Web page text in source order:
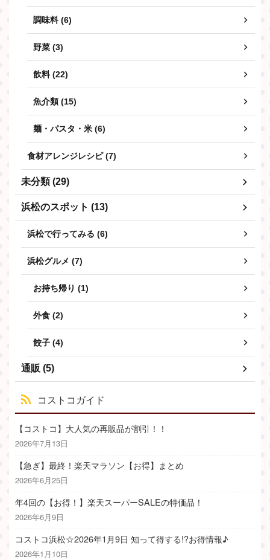
調味料 (6)
野菜 (3)
飲料 (22)
魚介類 (15)
麺・パスタ・米 (6)
食材アレンジレシピ (7)
未分類 (29)
浜松のスポット (13)
浜松で行ってみる (6)
浜松グルメ (7)
お持ち帰り (1)
外食 (2)
餃子 (4)
通販 (5)
コストコガイド
【コストコ】大人気の再販品が割引！！
2026年7月13日
【急ぎ】最終！楽天マラソン【お得】まとめ
2026年6月25日
年4回の【お得！】楽天スーパーSALEの特価品！
2026年6月9日
コストコ浜松☆2026年1月9日 知って得する!?お得情報♪
2026年1月10日